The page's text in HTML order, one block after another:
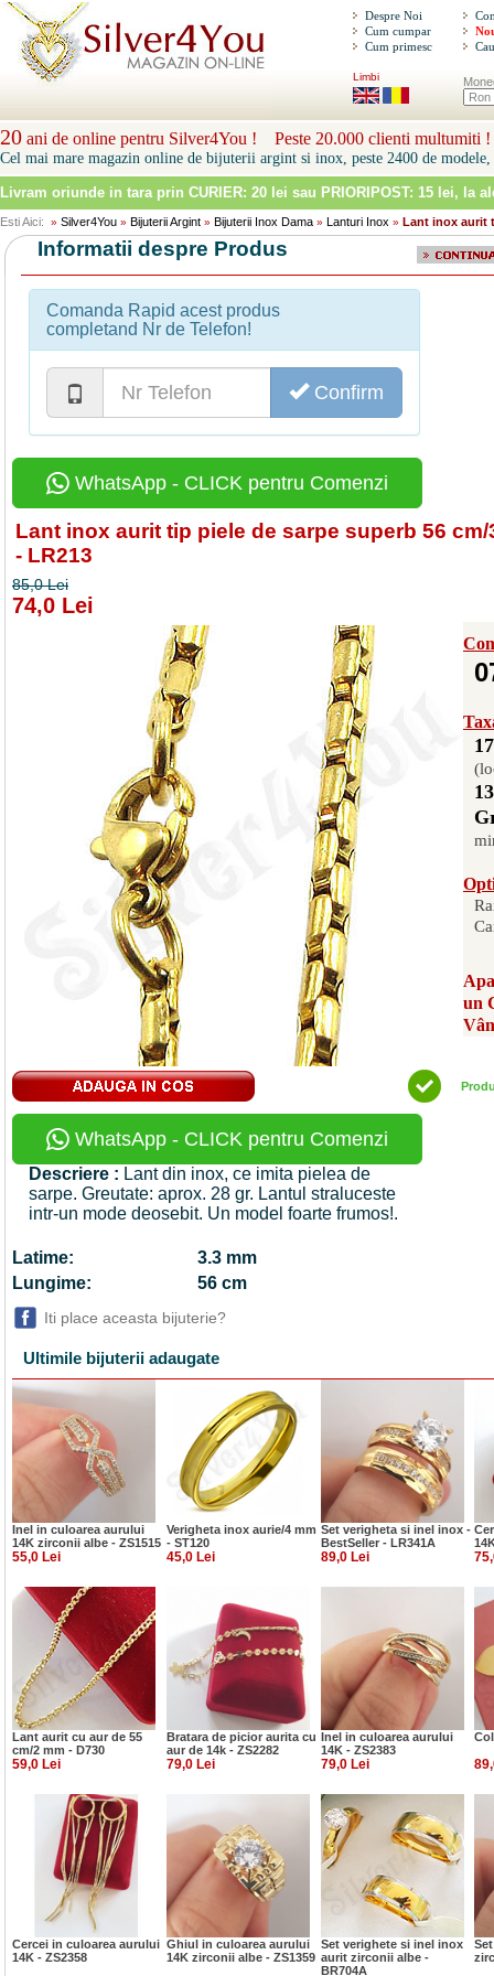
Despre Noi
Cum cumpar
Cum primesc
Limbi
20 ani de online pentru Silver4You ! Peste 20.000 clienti multumiti !
Cel mai mare magazin online de bijuterii argint si inox, peste 2400 de modele,
Livram oriunde in tara prin CURIER: 20 lei sau PRIORIPOST: 15 lei, la
Esti Aici: » Silver4You » Bijuterii Argint » Bijuterii Inox Dama » Lanturi Inox » Lant inox aurit
Informatii despre Produs
Comanda Rapid acest produs
completand Nr de Telefon!
Confirm
WhatsApp - CLICK pentru Comenzi
Lant inox aurit tip piele de sarpe superb 56 cm/
- LR213
85,0 Lei
74,0 Lei
un
WhatsApp - CLICK pentru Comenzi
Descriere : Lant din inox, ce imita pielea de
sarpe. Greutate: aprox. 28 gr. Lantul straluceste
intr-un mode deosebit. Un model foarte frumos!.
Latime:
3.3 mm
Lungime:
56 cm
Iti place aceasta bijuterie?
Ultimile bijuterii adaugate
Inel in culoarea aurului
14K zirconii albe - ZS1515
Verigheta inox aurie/4 mm
- ST120
Set verigheta si inel inox -
BestSeller - LR341A
55,0 Lei 45,0 Lei 89,0 Lei
Lant aurit cu aur de 55
cm/2 mm - D730
Bratara de picior aurita cu
aur de 14k - ZS2282
Inel in culoarea aurului
14K - ZS2383
59,0 Lei 79,0 Lei 79,0 Lei
Cercei in culoarea aurului
14K - ZS2358
Ghiul in culoarea aurului
14K zirconii albe - ZS1359
Set verighete si inel inox
aurit zirconii albe -
BR704A